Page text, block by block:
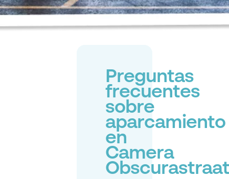
Preguntas
frecuentes
sobre
aparcamiento
en
Camera